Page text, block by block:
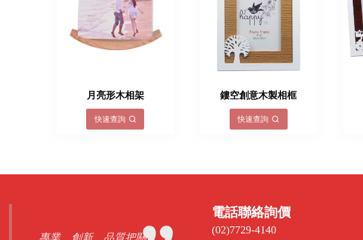
月亮形木相架
快速查詢
鏤空創意木製相框
快速查詢
電話聯絡詢價
(02)7729-4140